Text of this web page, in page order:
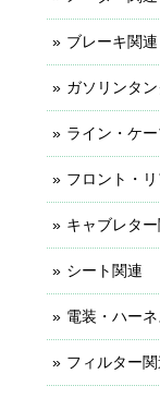
ブレーキ関連
ガソリンタ
ライン・ケ
フロント・
キャブレタ
シート関連
電装・ハー
フィルター関